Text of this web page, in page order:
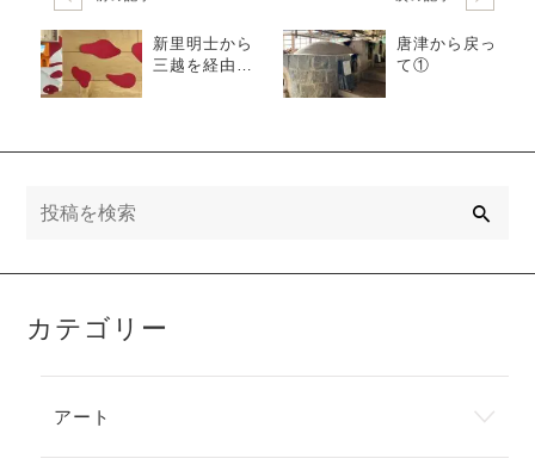
新里明士から
三越を経由し
まで。①
唐津から戻っ
て①
カテゴリー
アート